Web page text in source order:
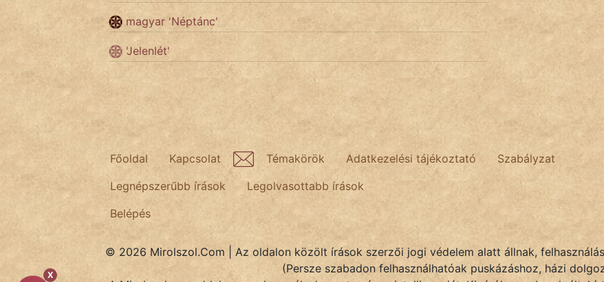
X
Népszerű szerzőink:
fantom
Láron Ádám
nagyöreg
magyar 'Néptánc'
'Jelenlét'
Főoldal Kapcsolat Témakörök Adatkezelési tájékoztató
Szabályzat
Legnépszerűbb írások
Legolvasottabb írások
Belépés
© 2026 Mirolszol.Com | Az oldalon közölt írások szerzői jogi védelem alatt állnak,
(Persze szabadon felhasználhatóak puskázáshoz, házi